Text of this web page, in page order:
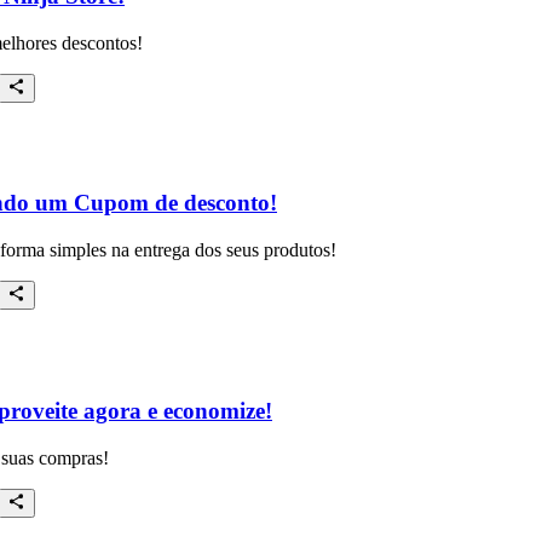
descontos!
um Cupom de desconto!
simples na entrega dos seus produtos!
agora e economize!
compras!